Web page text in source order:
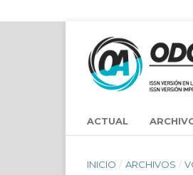
ACTUAL
INICIO / ARCHIVOS /